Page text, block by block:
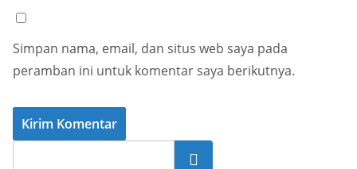
Simpan nama, email, dan situs web saya pada
peramban ini untuk komentar saya berikutnya.
Cari